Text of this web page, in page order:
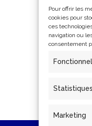
Pour offrir les
cookies pour
ces
navigation ou
consentement
Fonctionnel
Statistiques
Marketing